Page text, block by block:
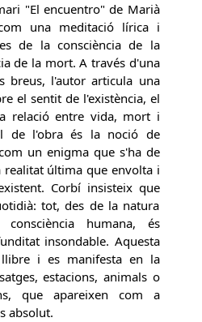
"El encuentro" de Marià
una meditació lírica i
de la consciència de la
de la mort. A través d'una
breus, l'autor articula una
el sentit de l'existència, el
relació entre vida, mort i
de l'obra és la noció de
un enigma que s'ha de
realitat última que envolta i
Corbí insisteix que
tot, des de la natura
humana, és
insondable. Aquesta
i es manifesta en la
estacions, animals o
que apareixen com a
absolut.